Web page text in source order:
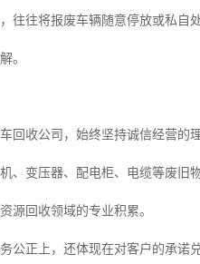
往往将报废车辆随意停放或私
。
回收公司，始终坚持诚信经营
、变压器、配电柜、电缆等废
源回收领域的专业积累。
公正上，还体现在对客户的承